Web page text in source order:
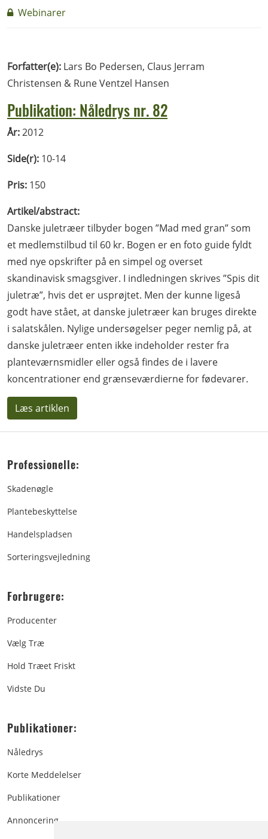
Webinarer
Forfatter(e): Lars Bo Pedersen, Claus Jerram
Christensen & Rune Ventzel Hansen
Publikation: Nåledrys nr. 82
År:2012
Side(r): 10-14
Pris: 150
Artikel/abstract:
Danske juletræer tilbyder bogen ”Mad med gran” som
et medlemstilbud til 60 kr. Bogen er en foto guide fyldt
med nye opskrifter på en simpel og overset
skandinavisk smagsgiver. I indledningen skrives ”Spis dit
juletræ”, hvis det er usprøjtet. Men der kunne ligeså
godt have stået, at danske juletræer kan bruges direkte
i salatskålen. Nylige undersøgelser peger nemlig på, at
danske juletræer enten ikke indeholder rester fra
planteværnsmidler eller også findes de i lavere
koncentrationer end grænseværdierne for fødevarer.
Læs artiklen
Professionelle:
Skadenøgle
Plantebeskyttelse
Handelspladsen
Sorteringsvejledning
Forbrugere:
Producenter
Vælg Træ
Hold Træet Friskt
Vidste Du
Publikationer:
Nåledrys
Korte Meddelelser
Publikationer
Annoncering